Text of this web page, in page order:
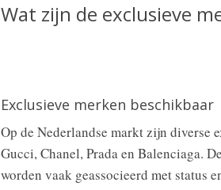
Wat zijn de exclusieve
Exclusieve merken beschikbaar
Op de Nederlandse markt zijn diverse
Gucci, Chanel, Prada en Balenciaga.
worden vaak geassocieerd met status